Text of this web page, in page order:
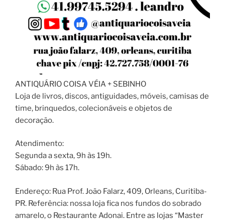
ANTIQUÁRIO COISA VÉIA + SEBINHO
Loja de livros, discos, antiguidades, móveis, camisas de
time, brinquedos, colecionáveis e objetos de
decoração.
Atendimento:
Segunda a sexta, 9h às 19h.
Sábado: 9h às 17h.
Endereço: Rua Prof. João Falarz, 409, Orleans, Curitiba-
PR. Referência: nossa loja fica nos fundos do sobrado
amarelo, o Restaurante Adonai. Entre as lojas “Master